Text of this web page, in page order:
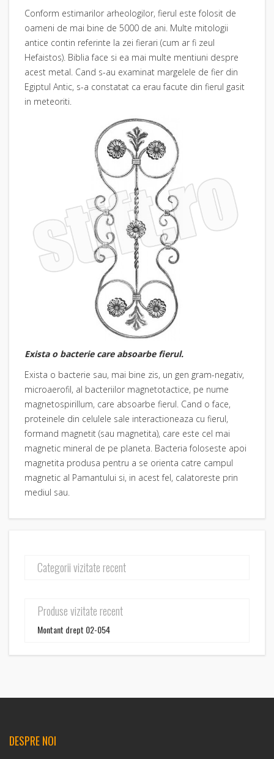
Conform estimarilor arheologilor, fierul este folosit de
oameni de mai bine de 5000 de ani. Multe mitologii
antice contin referinte la zei fierari (cum ar fi zeul
Hefaistos). Biblia face si ea mai multe mentiuni despre
acest metal. Cand s-au examinat margelele de fier din
Egiptul Antic, s-a constatat ca erau facute din fierul gasit
in meteoriti.
Exista o bacterie care absoarbe fierul.
Exista o bacterie sau, mai bine zis, un gen gram-negativ,
microaerofil, al bacteriilor magnetotactice, pe nume
magnetospirillum, care absoarbe fierul. Cand o face,
proteinele din celulele sale interactioneaza cu fierul,
formand magnetit (sau magnetita), care este cel mai
magnetic mineral de pe planeta. Bacteria foloseste apoi
magnetita produsa pentru a se orienta catre campul
magnetic al Pamantului si, in acest fel, calatoreste prin
mediul sau.
Categorii vizitate recent
Produse vizitate recent
Montant drept 02-054
DESPRE NOI